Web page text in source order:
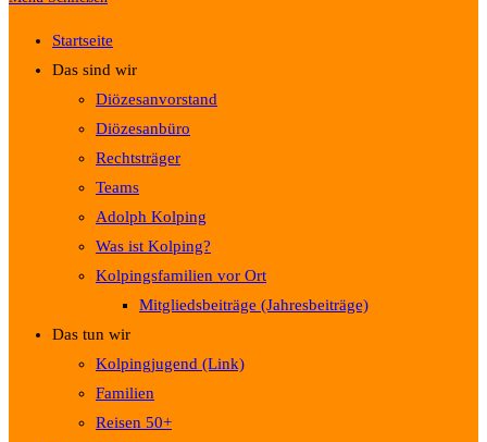
Startseite
Das sind wir
Diözesanvorstand
Diözesanbüro
Rechtsträger
Teams
Adolph Kolping
Was ist Kolping?
Kolpingsfamilien vor Ort
Mitgliedsbeiträge (Jahresbeiträge)
Das tun wir
Kolpingjugend (Link)
Familien
Reisen 50+